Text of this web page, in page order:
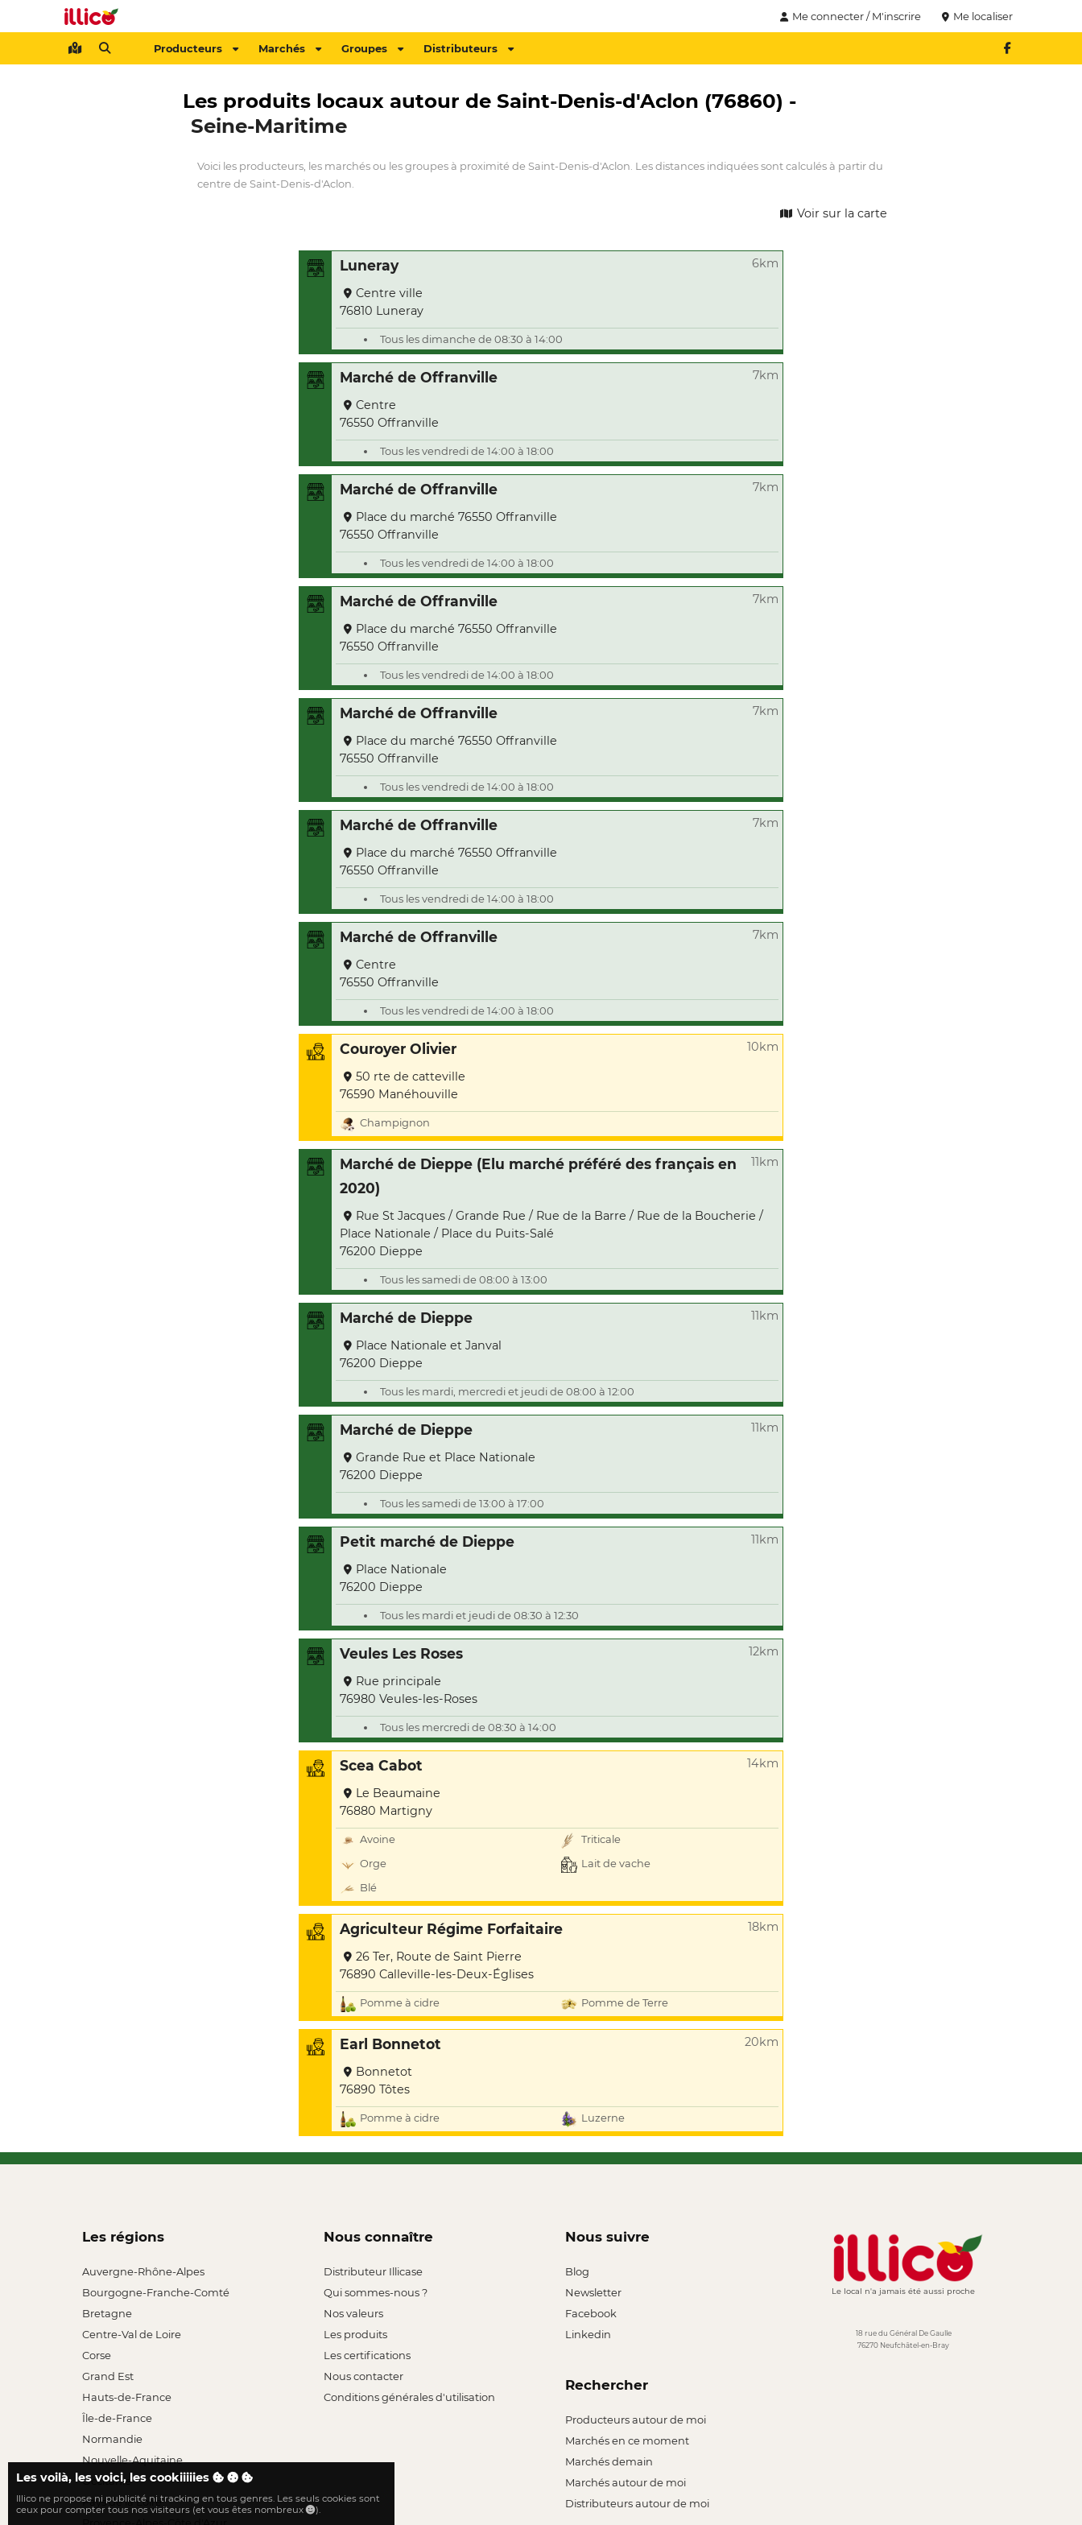
Me connecter / M'inscrire Me localiser
Producteurs Marchés Groupes Distributeurs
Les produits locaux autour de Saint-Denis-d'Aclon (76860) -
Seine-Maritime
Voici les producteurs, les marchés ou les groupes à proximité de Saint-Denis-d'Aclon. Les distances indiquées sont calculés à partir du
centre de Saint-Denis-d'Aclon.
Voir sur la carte
Luneray 6km
Centre ville
76810 Luneray
Tous les dimanche de 08:30 à 14:00
Marché de Offranville 7km
Centre
76550 Offranville
Tous les vendredi de 14:00 à 18:00
Marché de Offranville 7km
Place du marché 76550 Offranville
76550 Offranville
Tous les vendredi de 14:00 à 18:00
Marché de Offranville 7km
Place du marché 76550 Offranville
76550 Offranville
Tous les vendredi de 14:00 à 18:00
Marché de Offranville 7km
Place du marché 76550 Offranville
76550 Offranville
Tous les vendredi de 14:00 à 18:00
Marché de Offranville 7km
Place du marché 76550 Offranville
76550 Offranville
Tous les vendredi de 14:00 à 18:00
Marché de Offranville 7km
Centre
76550 Offranville
Tous les vendredi de 14:00 à 18:00
Couroyer Olivier 10km
50 rte de catteville
76590 Manéhouville
Champignon
Marché de Dieppe (Elu marché préféré des français en
2020)
11km
Rue St Jacques / Grande Rue / Rue de la Barre / Rue de la Boucherie /
Place Nationale / Place du Puits-Salé
76200 Dieppe
Tous les samedi de 08:00 à 13:00
Marché de Dieppe 11km
Place Nationale et Janval
76200 Dieppe
Tous les mardi, mercredi et jeudi de 08:00 à 12:00
Marché de Dieppe 11km
Grande Rue et Place Nationale
76200 Dieppe
Tous les samedi de 13:00 à 17:00
Petit marché de Dieppe 11km
Place Nationale
76200 Dieppe
Tous les mardi et jeudi de 08:30 à 12:30
Veules Les Roses 12km
Rue principale
76980 Veules-les-Roses
Tous les mercredi de 08:30 à 14:00
Scea Cabot 14km
Le Beaumaine
76880 Martigny
Avoine
Triticale
Orge
Lait de vache
Blé
Agriculteur Régime Forfaitaire 18km
26 Ter, Route de Saint Pierre
76890 Calleville-les-Deux-Églises
Pomme à cidre Pomme de Terre
Earl Bonnetot 20km
Bonnetot
76890 Tôtes
Pomme à cidre Luzerne
Les régions
Auvergne-Rhône-Alpes
Bourgogne-Franche-Comté
Bretagne
Centre-Val de Loire
Corse
Grand Est
Hauts-de-France
Île-de-France
Normandie
Nouvelle-Aquitaine
Occitanie
Pays de la Loire
Nous connaître
Distributeur Illicase
Qui sommes-nous ?
Nos valeurs
Les produits
Les certifications
Nous contacter
Conditions générales d'utilisation
Nous suivre
Blog
Newsletter
Facebook
Linkedin
Rechercher
Producteurs autour de moi
Marchés en ce moment
Marchés demain
Marchés autour de moi
Distributeurs autour de moi
Le local n'a jamais été aussi proche
18 rue du Général De Gaulle
76270 Neufchâtel-en-Bray
Les voilà, les voici, les cookiiiiies
Illico ne propose ni publicité ni tracking en tous genres. Les seuls cookies sont
ceux pour compter tous nos visiteurs (et vous êtes nombreux
).